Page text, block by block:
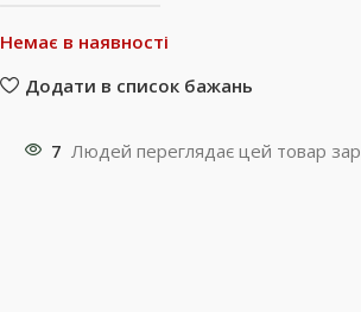
Немає в наявності
Додати в список бажань
7 Людей переглядає цей товар